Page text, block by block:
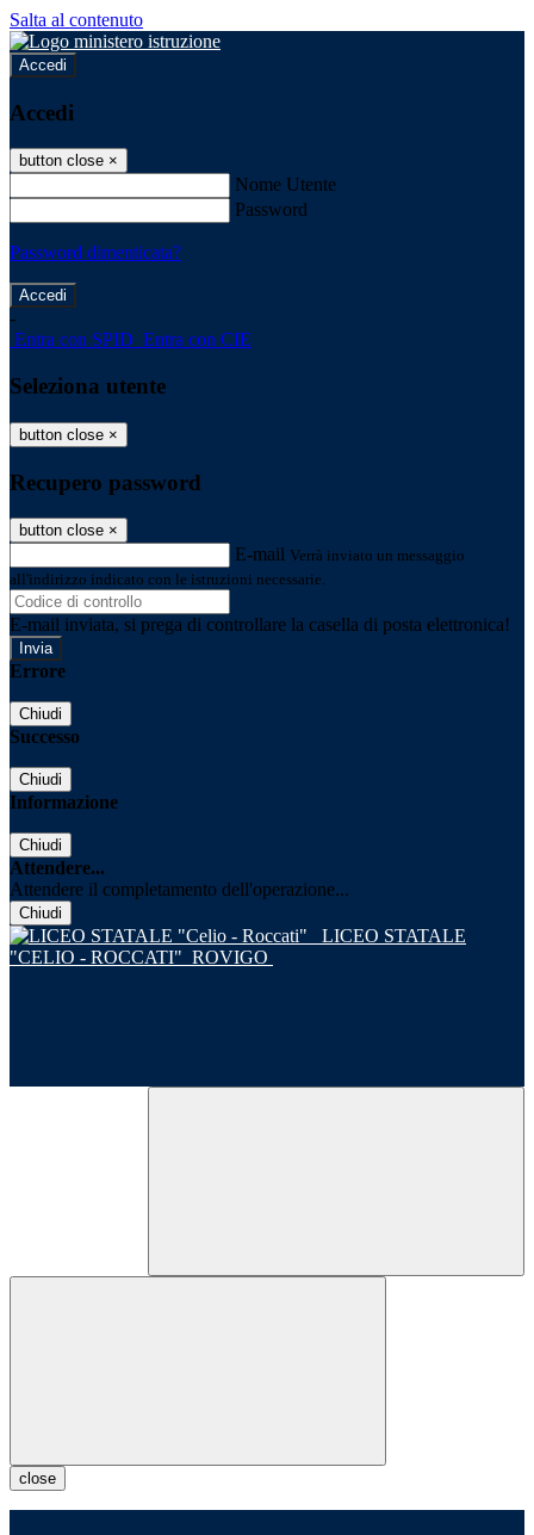
Salta al contenuto
Accedi
Accedi
button close ×
Nome Utente
Password
Password dimenticata?
-
Entra con SPID Entra con CIE
Seleziona utente
button close ×
Recupero password
button close ×
E-mail Verrà inviato un messaggio
all'indirizzo indicato con le istruzioni necessarie.
E-mail inviata, si prega di controllare la casella di posta elettronica!
Errore
Chiudi
Successo
Chiudi
Informazione
Chiudi
Attendere...
Attendere il completamento dell'operazione...
Chiudi
LICEO STATALE
"CELIO - ROCCATI" ROVIGO
close